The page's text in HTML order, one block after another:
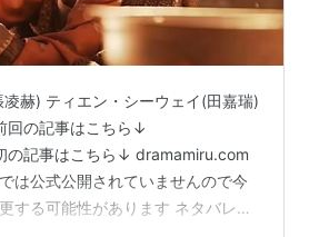
赫) ティエン・シーウェイ(田嘉瑞)
回の記事はこちら↓
の記事はこちら↓ dramamiru.com
は公式公開されていませんので今
する可能性があります ネタバレな